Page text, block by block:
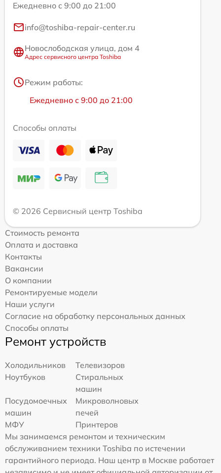
Ежедневно с 9:00 до 21:00
info@toshiba-repair-center.ru
Новослободская улица, дом 4
Адрес сервисного центра Toshiba
Режим работы:
Ежедневно с 9:00 до 21:00
Способы оплаты
© 2026 Сервисный центр Toshiba
Стоимость ремонта
Оплата и доставка
Контакты
Вакансии
О компании
Ремонтируемые модели
Наши услуги
Согласие на обработку персональных данных
Способы оплаты
Ремонт устройств
Холодильников
Телевизоров
Ноутбуков
Стиральных
машин
Посудомоечных
машин
Микроволновых
печей
МФУ
Принтеров
Мы занимаемся ремонтом и техническим
обслуживанием техники Toshiba по истечении
гарантийного периода. Наш центр в Москве работает